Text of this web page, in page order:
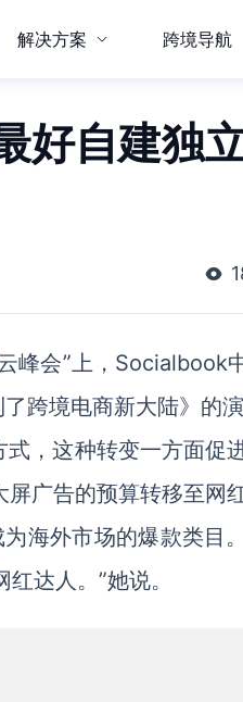
解决方案 跨境导航
好自建独
峰会”上，Socialbook
跨境电商新大陆》的演
，这种转变一方面促
广告的预算转移至网红
海外市场的爆款类目
达人。”她说。